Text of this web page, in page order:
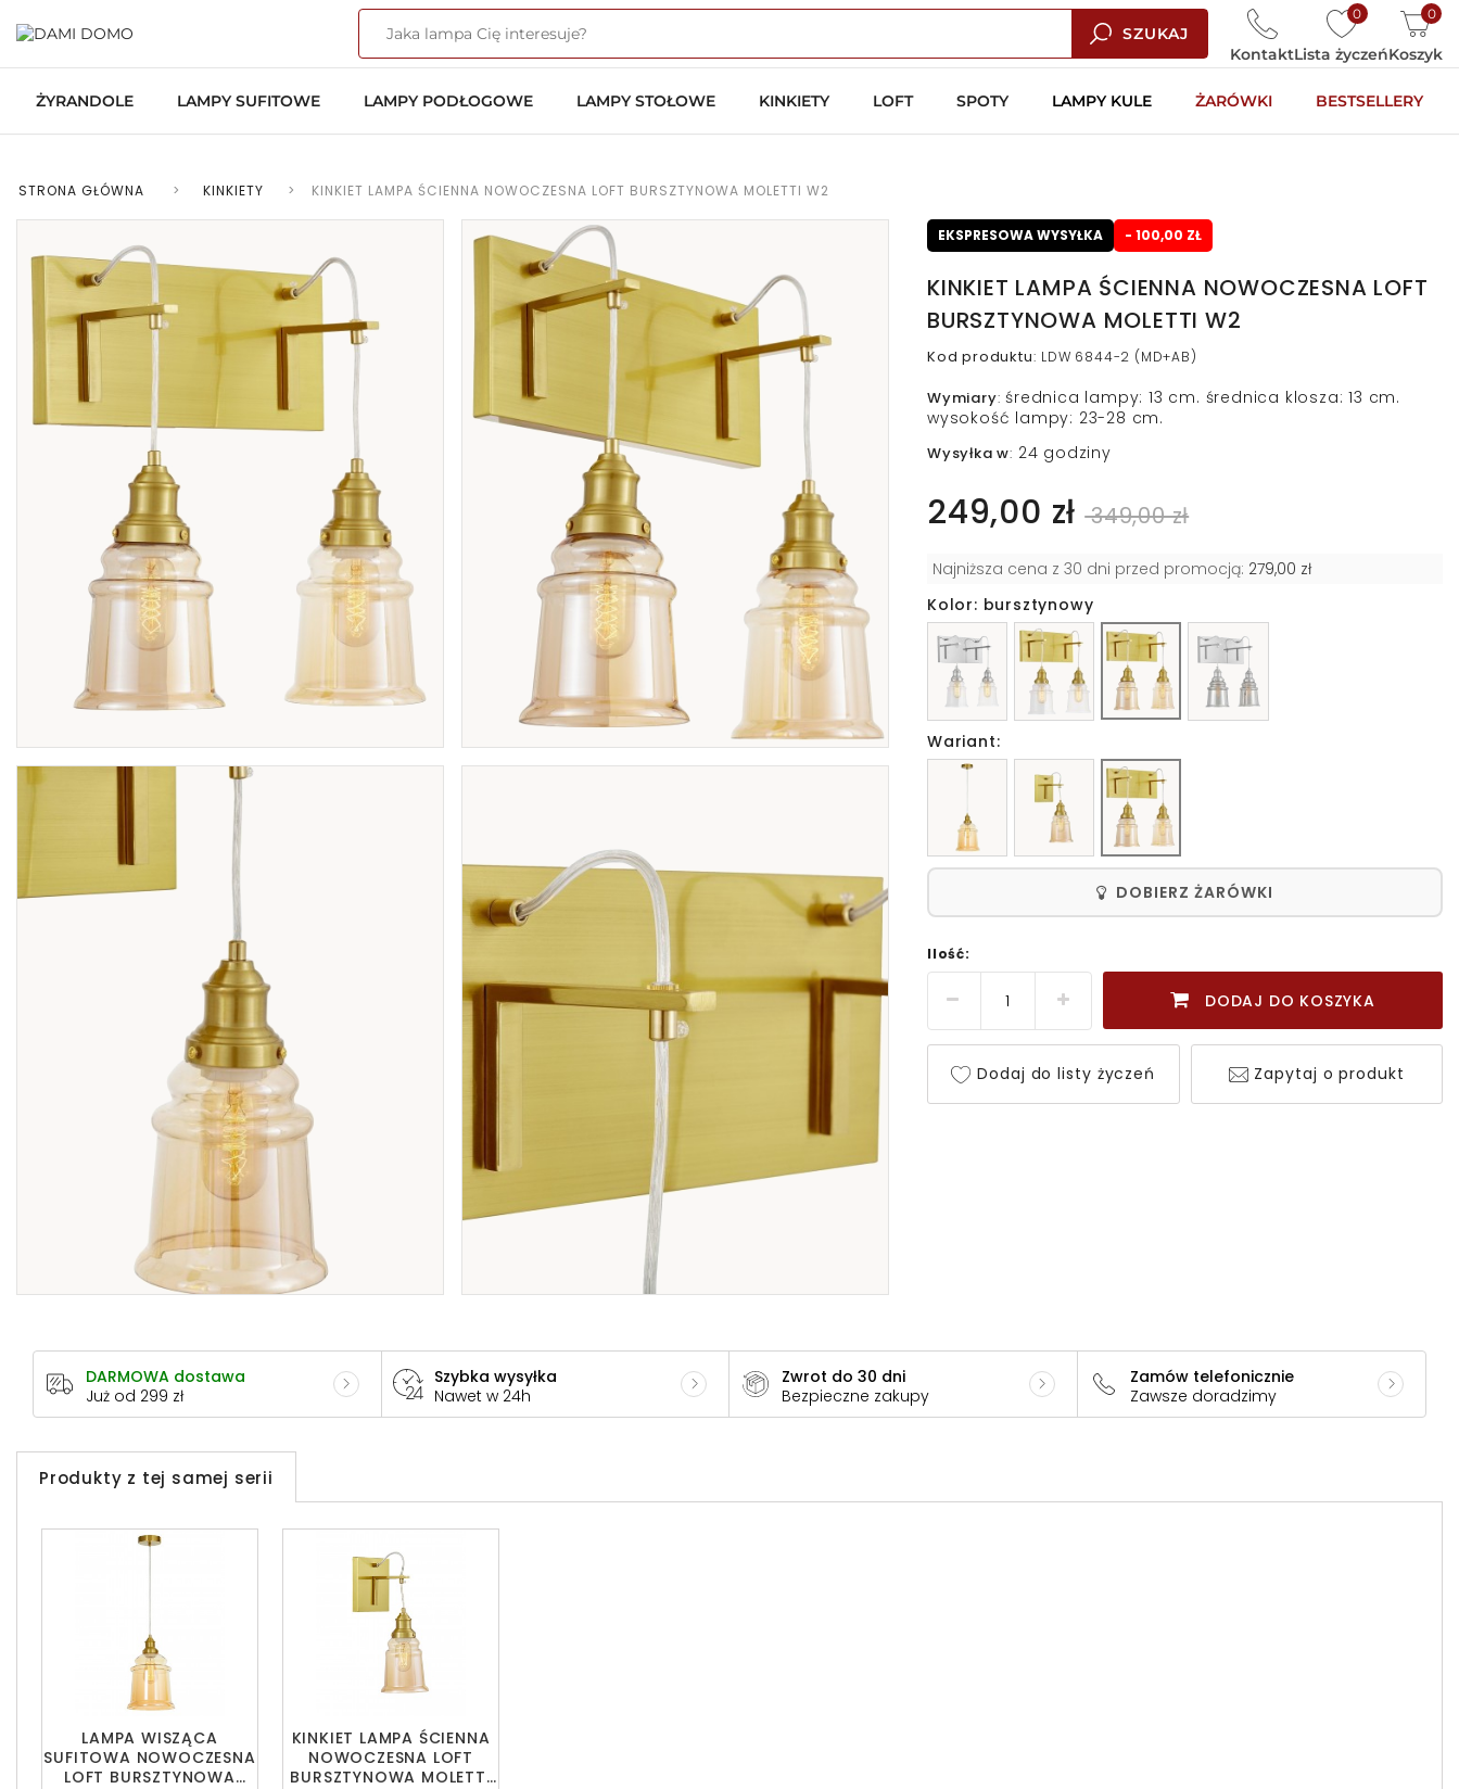
SZUKAJ
0
Lista życzeń
0
Koszyk
Kontakt
ŻYRANDOLE LAMPY SUFITOWE LAMPY PODŁOGOWE LAMPY STOŁOWE KINKIETY LOFT SPOTY LAMPY KULE ŻARÓWKI BESTSELLERY
STRONA GŁÓWNA > KINKIETY > KINKIET LAMPA ŚCIENNA NOWOCZESNA LOFT BURSZTYNOWA MOLETTI W2
EKSPRESOWA WYSYŁKA - 100,00 ZŁ
KINKIET LAMPA ŚCIENNA NOWOCZESNA LOFT
BURSZTYNOWA MOLETTI W2
Kod produktu: LDW 6844-2 (MD+AB)
Wymiary: średnica lampy: 13 cm. średnica klosza: 13 cm.
wysokość lampy: 23-28 cm.
Wysyłka w: 24 godziny
249,00 zł 349,00 zł
Najniższa cena z 30 dni przed promocją: 279,00 zł
Kolor: bursztynowy
Wariant:
DOBIERZ ŻARÓWKI
Ilość:
DODAJ DO KOSZYKA
Dodaj do listy życzeń Zapytaj o produkt
DARMOWA dostawa
Już od 299 zł
Szybka wysyłka
Nawet w 24h
Zwrot do 30 dni
Bezpieczne zakupy
Zamów telefonicznie
Zawsze doradzimy
Produkty z tej samej serii
LAMPA WISZĄCA
SUFITOWA NOWOCZESNA
LOFT BURSZTYNOWA
KINKIET LAMPA ŚCIENNA
NOWOCZESNA LOFT
BURSZTYNOWA MOLETTI